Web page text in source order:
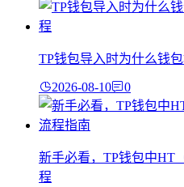
TP钱包导入时为什么钱
2026-08-10 0
新手必看，TP钱包中HT
程